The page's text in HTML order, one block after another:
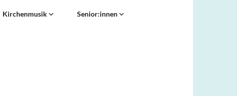
Kirchenmusik Senior:innen